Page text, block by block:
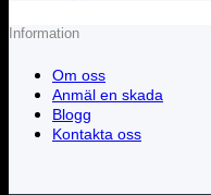
Information
Om oss
Anmäl en skada
Blogg
Kontakta oss